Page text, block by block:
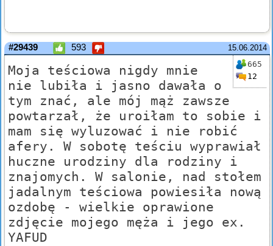
15.06.2014
#29439 593
665
12
Moja teściowa nigdy mnie
nie lubiła i jasno dawała o
tym znać, ale mój mąż zawsze
powtarzał, że uroiłam to sobie i
mam się wyluzować i nie robić
afery. W sobotę teściu wyprawiał
huczne urodziny dla rodziny i
znajomych. W salonie, nad stołem
jadalnym teściowa powiesiła nową
ozdobę - wielkie oprawione
zdjęcie mojego męża i jego ex.
YAFUD